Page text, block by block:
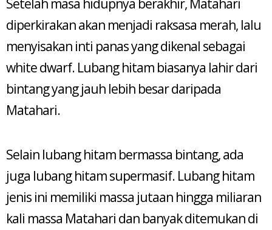
Setelah masa hidupnya berakhir, Matahari
diperkirakan akan menjadi raksasa merah, lalu
menyisakan inti panas yang dikenal sebagai
white dwarf. Lubang hitam biasanya lahir dari
bintang yang jauh lebih besar daripada
Matahari.
Selain lubang hitam bermassa bintang, ada
juga lubang hitam supermasif. Lubang hitam
jenis ini memiliki massa jutaan hingga miliaran
kali massa Matahari dan banyak ditemukan di